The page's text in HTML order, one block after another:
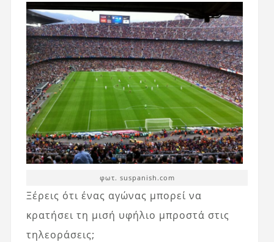
φωτ. suspanish.com
Ξέρεις ότι ένας αγώνας μπορεί να
κρατήσει τη μισή υφήλιο μπροστά στις
τηλεοράσεις;